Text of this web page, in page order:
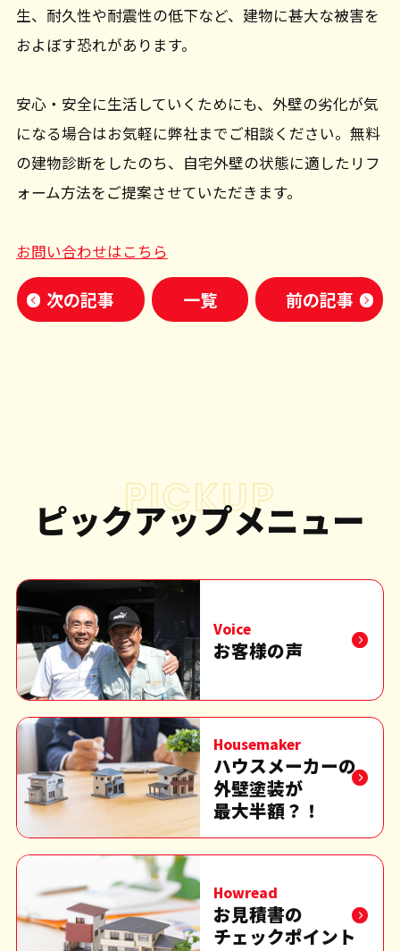
生、耐久性や耐震性の低下など、建物に甚大な被害を
およぼす恐れがあります。
安心・安全に生活していくためにも、外壁の劣化が気
になる場合はお気軽に弊社までご相談ください。無料
の建物診断をしたのち、自宅外壁の状態に適したリフ
ォーム方法をご提案させていただきます。
お問い合わせはこちら
次の記事 一覧 前の記事
PICKUP
ピックアップメニュー
Voice
お客様の声
Housemaker
ハウスメーカーの
外壁塗装が
最大半額？！
Howread
お見積書の
チェックポイント